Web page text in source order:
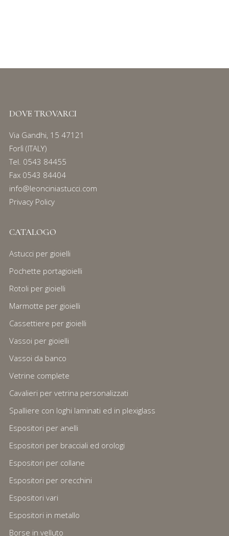
DOVE TROVARCI
Via Gandhi, 15 47121
Forlì (ITALY)
Tel. 0543 84455
Fax 0543 84404
info@leonciniastucci.com
Privacy Policy
CATALOGO
Astucci per gioielli
Pochette portagioielli
Rotoli per gioielli
Marmotte per gioielli
Cassettiere per gioielli
Vassoi per gioielli
Vassoi da banco
Vetrine complete
Cavalieri per vetrina personalizzati
Spalliere con loghi laminati ed in plexiglass
Espositori per anelli
Espositori per bracciali ed orologi
Espositori per collane
Espositori per orecchini
Espositori vari
Espositori in metallo
Borse in velluto